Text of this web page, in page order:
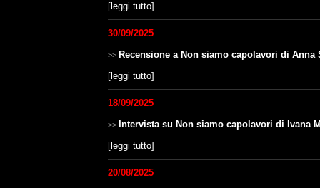
[leggi tutto]
30/09/2025
>> Recensione a Non siamo capolavori di Anna
[leggi tutto]
18/09/2025
>> Intervista su Non siamo capolavori di Ivana
[leggi tutto]
20/08/2025